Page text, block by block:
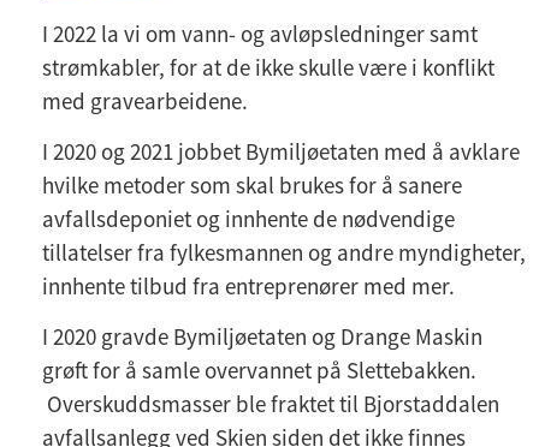
I 2022 la vi om vann- og avløpsledninger samt
strømkabler, for at de ikke skulle være i konflikt
med gravearbeidene.
I 2020 og 2021 jobbet Bymiljøetaten med å avklare
hvilke metoder som skal brukes for å sanere
avfallsdeponiet og innhente de nødvendige
tillatelser fra fylkesmannen og andre myndigheter,
innhente tilbud fra entreprenører med mer.
I 2020 gravde Bymiljøetaten og Drange Maskin
grøft for å samle overvannet på Slettebakken.
Overskuddsmasser ble fraktet til Bjorstaddalen
avfallsanlegg ved Skien siden det ikke finnes